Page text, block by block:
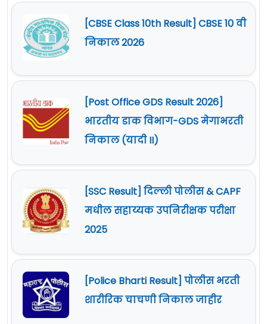
[CBSE Class 10th Result] CBSE 10 वी
निकाल 2026
[Post Office GDS Result 2026]
भारतीय डाक विभाग-GDS मेगाभरती
निकाल (यादी II)
[SSC Result] दिल्ली पोलीस & CAPF
मधील सहाय्यक उपनिरीक्षक परीक्षा
2025
[Police Bharti Result] पोलीस भरती
शारीरिक चाचणी निकाल जाहीर